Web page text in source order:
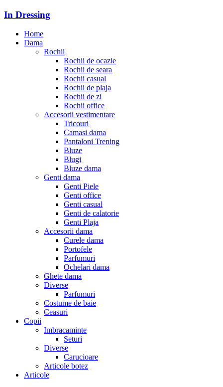
In Dressing
Home
Dama
Rochii
Rochii de ocazie
Rochii de seara
Rochii casual
Rochii de plaja
Rochii de zi
Rochii office
Accesorii vestimentare
Tricouri
Camasi dama
Pantaloni Trening
Bluze
Blugi
Bluze dama
Genti dama
Genti Piele
Genti office
Genti casual
Genti de calatorie
Genti Plaja
Accesorii dama
Curele dama
Portofele
Parfumuri
Ochelari dama
Ghete dama
Diverse
Parfumuri
Costume de baie
Ceasuri
Copii
Imbracaminte
Seturi
Diverse
Carucioare
Articole botez
Articole